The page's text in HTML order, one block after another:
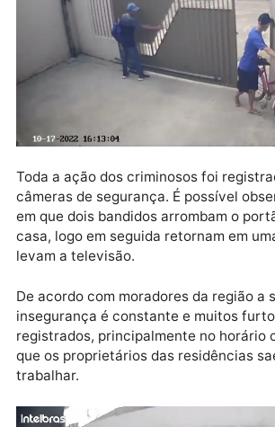
vítima.
Toda a ação dos criminosos foi
câmeras de segurança. É possível
em que dois bandidos arrombam o
casa, logo em seguida retornam